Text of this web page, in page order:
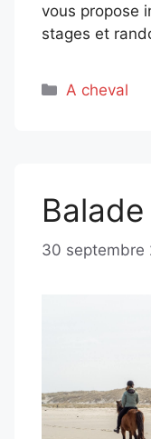
vous propose
stages et
Catégories
A cheval
30 septembre